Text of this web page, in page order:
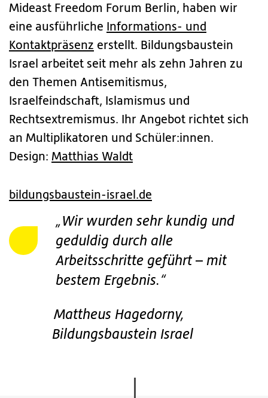
Mideast Freedom Forum Berlin, haben wir
eine ausführliche Informations- und
Kontaktpräsenz erstellt. Bildungsbaustein
Israel arbeitet seit mehr als zehn Jahren zu
den Themen Antisemitismus,
Israelfeindschaft, Islamismus und
Rechtsextremismus. Ihr Angebot richtet sich
an Multiplikatoren und Schüler:innen.
Design: Matthias Waldt
bildungsbaustein-israel.de
„Wir wurden sehr kundig und
geduldig durch alle
Arbeitsschritte geführt – mit
bestem Ergebnis.“
Mattheus Hagedorny,
Bildungsbaustein Israel